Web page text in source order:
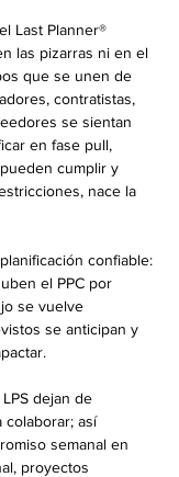
Last Planner®
las pizarras ni en el
que se unen de
contratistas,
se sientan
en fase pull,
cumplir y
nace la
confiable:
el PPC por
se vuelve
se anticipan y
dejan de
colaborar; así
semanal en
proyectos